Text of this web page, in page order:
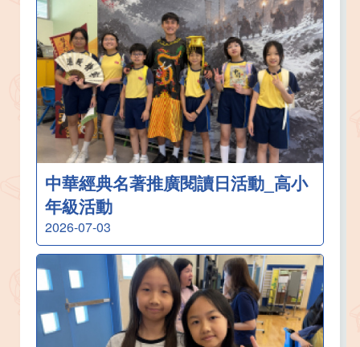
中華經典名著推廣閱讀日活動_高小
年級活動
2026-07-03